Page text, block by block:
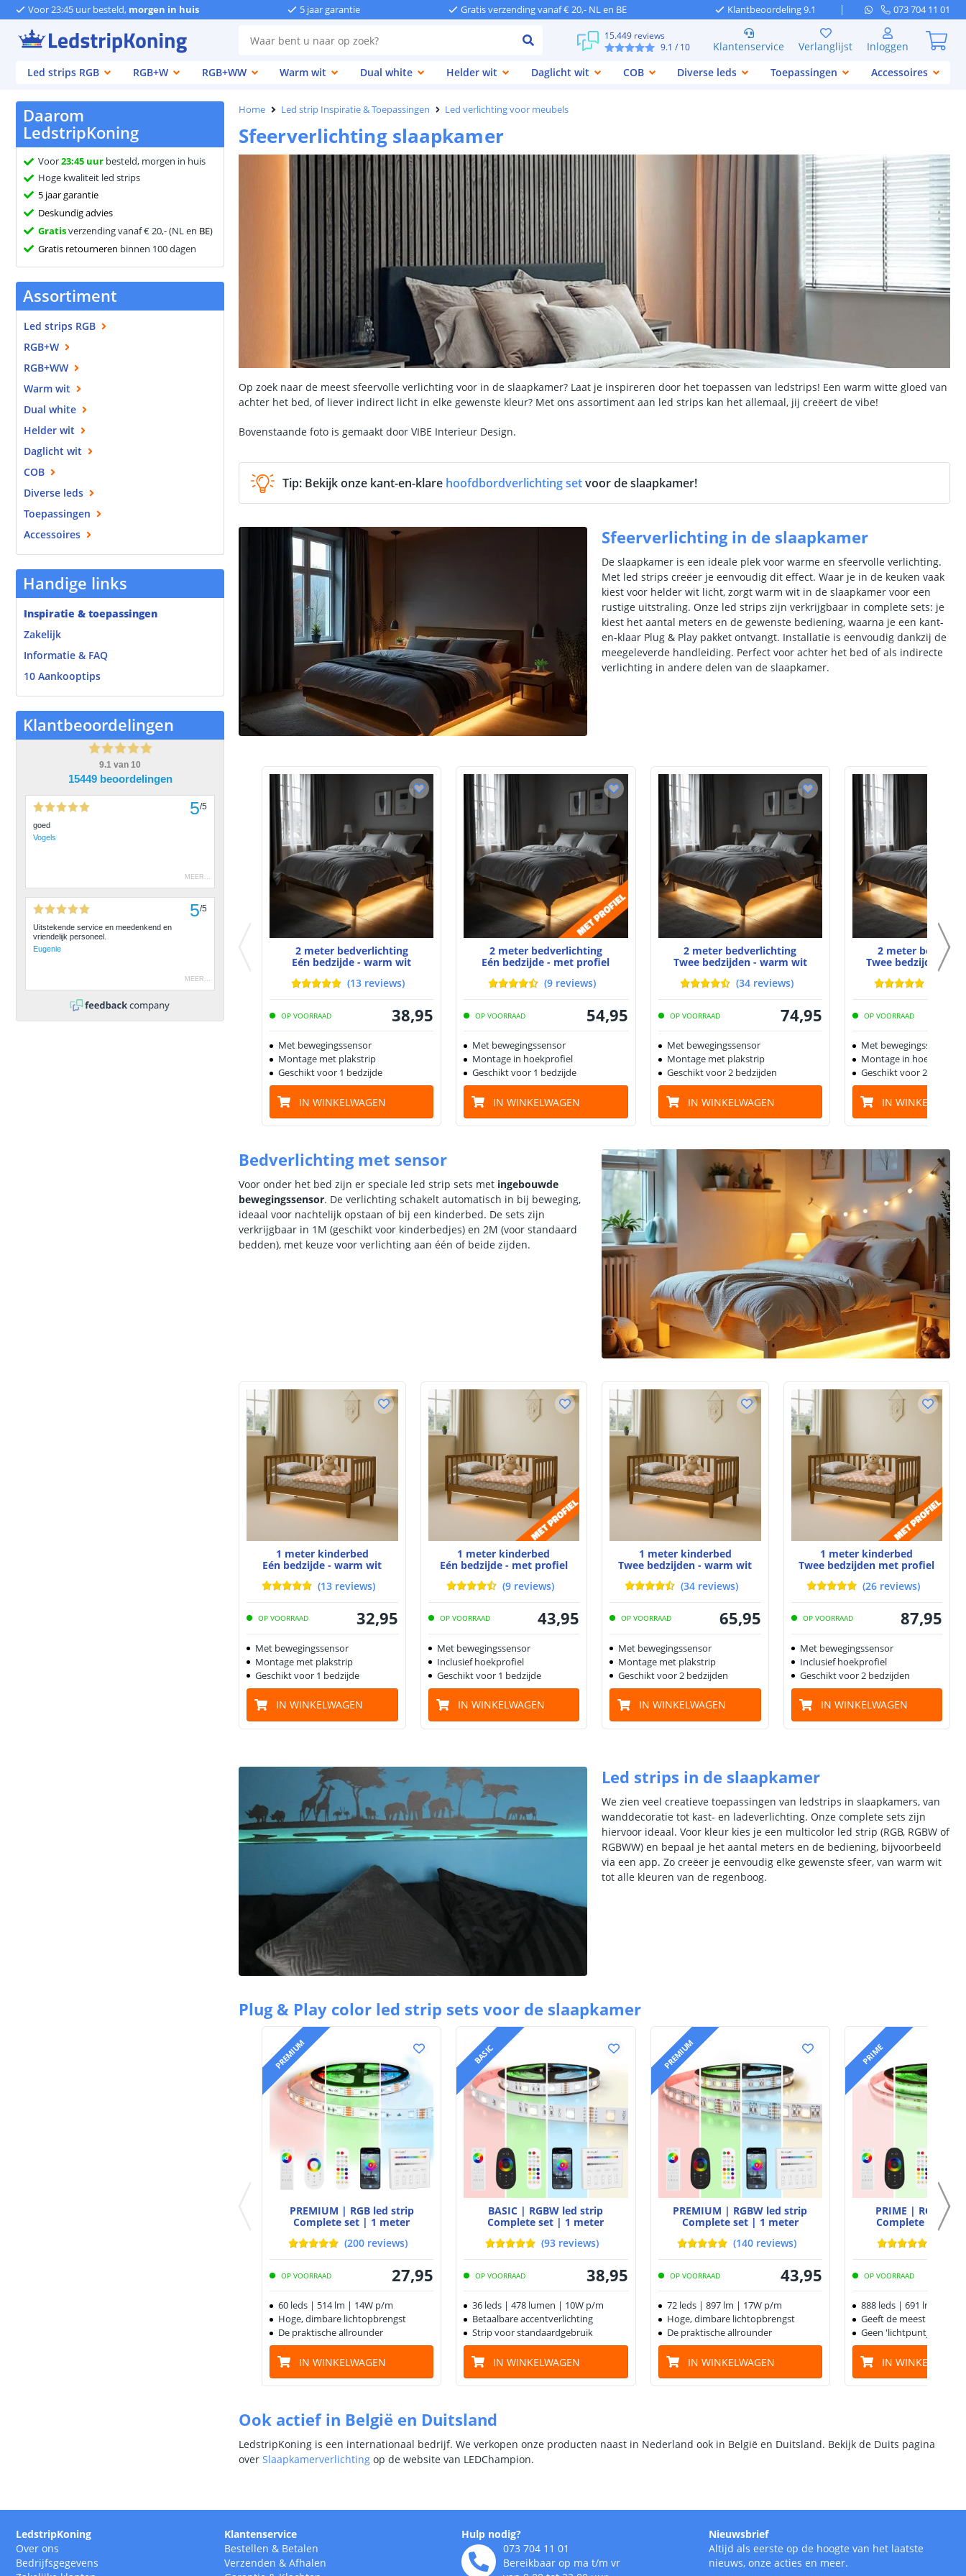
Voor 23:45 uur besteld, morgen in huis 5 jaar garantie Gratis verzending vanaf € 20,- NL en BE Klantbeoordeling 9.1 073 704 11 01
15.449 reviews
9.1 / 10 Klantenservice Verlanglijst
Inloggen
Led strips RGB
RGB+W RGB+WW Warm wit Dual white Helder wit Daglicht wit COB Diverse leds Toepassingen Accessoires
Daarom
LedstripKoning
Voor23:45 uur besteld, morgen in huis
Hoge kwaliteit led strips
5 jaar garantie
Deskundig advies
Gratisverzending vanaf € 20,- (NL en BE)
Gratis retourneren binnen 100 dagen
Assortiment
Led strips RGB
RGB+W
RGB+WW
Warm wit
Dual white
Helder wit
Daglicht wit
COB
Diverse leds
Toepassingen
Accessoires
Handige links
Inspiratie & toepassingen
Zakelijk
Informatie & FAQ
10 Aankooptips
Klantbeoordelingen
9.1 van 10
15449 beoordelingen
5/5
goed
Vogels
MEER ...
5/5
Uitstekende service en meedenkend en
vriendelijk personeel.
Eugenie
MEER ...
Home Led strip Inspiratie & Toepassingen Led verlichting voor meubels
Sfeerverlichting slaapkamer
Op zoek naar de meest sfeervolle verlichting voor in de slaapkamer? Laat je inspireren door het toepassen van ledstrips! Een warm witte gloed van
achter het bed, of liever indirect licht in elke gewenste kleur? Met ons assortiment aan led strips kan het allemaal, jij creëert de vibe!
Bovenstaande foto is gemaakt door VIBE Interieur Design.
Tip: Bekijk onze kant-en-klare hoofdbordverlichting setvoor de slaapkamer!
Sfeerverlichting in de slaapkamer
De slaapkamer is een ideale plek voor warme en sfeervolle verlichting.
Met led strips creëer je eenvoudig dit effect. Waar je in de keuken vaak
kiest voor helder wit licht, zorgt warm wit in de slaapkamer voor een
rustige uitstraling. Onze led strips zijn verkrijgbaar in complete sets: je
kiest het aantal meters en de gewenste bediening, waarna je een kant-
en-klaar Plug & Play pakket ontvangt. Installatie is eenvoudig dankzij de
meegeleverde handleiding. Perfect voor achter het bed of als indirecte
verlichting in andere delen van de slaapkamer.
2 meter bedverlichting
Eén bedzijde - warm wit
(13 reviews)
OP VOORRAAD 38,95
Met bewegingssensor
Montage met plakstrip
Geschikt voor 1 bedzijde
IN WINKELWAGEN
2 meter bedverlichting
Eén bedzijde - met profiel
(9 reviews)
OP VOORRAAD 54,95
Met bewegingssensor
Montage in hoekprofiel
Geschikt voor 1 bedzijde
IN WINKELWAGEN
2 meter bedverlichting
Twee bedzijden - warm wit
(34 reviews)
OP VOORRAAD 74,95
Met bewegingssensor
Montage met plakstrip
Geschikt voor 2 bedzijden
IN WINKELWAGEN
2 meter
Twee bedzijden
OP VOORRAAD
Met bewegingssensor
Montage in hoekprofiel
Geschikt voor 2
IN
Bedverlichting met sensor
Voor onder het bed zijn er speciale led strip sets met ingebouwde
bewegingssensor. De verlichting schakelt automatisch in bij beweging,
ideaal voor nachtelijk opstaan of bij een kinderbed. De sets zijn
verkrijgbaar in 1M (geschikt voor kinderbedjes) en 2M (voor standaard
bedden), met keuze voor verlichting aan één of beide zijden.
1 meter kinderbed
Eén bedzijde - warm wit
(13 reviews)
OP VOORRAAD 32,95
Met bewegingssensor
Montage met plakstrip
Geschikt voor 1 bedzijde
IN WINKELWAGEN
1 meter kinderbed
Eén bedzijde - met profiel
(9 reviews)
OP VOORRAAD 43,95
Met bewegingssensor
Inclusief hoekprofiel
Geschikt voor 1 bedzijde
IN WINKELWAGEN
1 meter kinderbed
Twee bedzijden - warm wit
(34 reviews)
OP VOORRAAD 65,95
Met bewegingssensor
Montage met plakstrip
Geschikt voor 2 bedzijden
IN WINKELWAGEN
1 meter kinderbed
Twee bedzijden met profiel
(26 reviews)
OP VOORRAAD 87,95
Met bewegingssensor
Inclusief hoekprofiel
Geschikt voor 2 bedzijden
IN WINKELWAGEN
Led strips in de slaapkamer
We zien veel creatieve toepassingen van ledstrips in slaapkamers, van
wanddecoratie tot kast- en ladeverlichting. Onze complete sets zijn
hiervoor ideaal. Voor kleur kies je een multicolor led strip (RGB, RGBW of
RGBWW) en bepaal je het aantal meters en de bediening, bijvoorbeeld
via een app. Zo creëer je eenvoudig elke gewenste sfeer, van warm wit
tot alle kleuren van de regenboog.
Plug & Play color led strip sets voor de slaapkamer
PREMIUM
PREMIUM | RGB led strip
Complete set | 1 meter
(200 reviews)
OP VOORRAAD 27,95
60 leds | 514 lm | 14W p/m
Hoge, dimbare lichtopbrengst
De praktische allrounder
IN WINKELWAGEN
BASIC
BASIC | RGBW led strip
Complete set | 1 meter
(93 reviews)
OP VOORRAAD 38,95
36 leds | 478 lumen | 10W p/m
Betaalbare accentverlichting
Strip voor standaardgebruik
IN WINKELWAGEN
PREMIUM
PREMIUM | RGBW led strip
Complete set | 1 meter
(140 reviews)
OP VOORRAAD 43,95
72 leds | 897 lm | 17W p/m
Hoge, dimbare lichtopbrengst
De praktische allrounder
IN WINKELWAGEN
PRIME
PRIME | RGBW
Complete set | 1
OP VOORRAAD
888 leds | 691 lm | 20W
Geeft de meest egale
Geen 'lichtpuntjes'
IN
Ook actief in België en Duitsland
LedstripKoning is een internationaal bedrijf. We verkopen onze producten naast in Nederland ook in België en Duitsland. Bekijk de Duits pagina
over Slaapkamerverlichting op de website van LEDChampion.
LedstripKoning
Over ons
Bedrijfsgegevens
Klantenservice
Bestellen & Betalen
Verzenden & Afhalen
Hulp nodig?
073 704 11 01
Bereikbaar op ma t/m vr
Nieuwsbrief
Altijd als eerste op de hoogte van het laatste
nieuws, onze acties en meer.